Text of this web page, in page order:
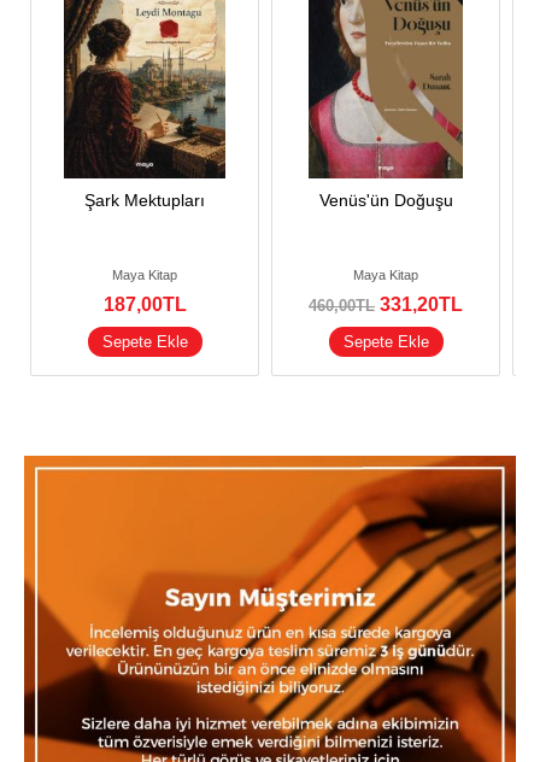
Şark Mektupları
Maya Kitap
187,00TL
Sepete Ekle
Venüs'ün Doğuşu
Maya Kitap
460,00TL 331,20TL
Sepete Ekle